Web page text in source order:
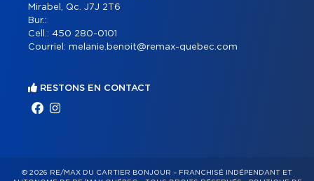
Mirabel, Qc. J7J 2T6
Bur.:
Cell.: 450 280-0101
Courriel: melanie.benoit@remax-quebec.com
RESTONS EN CONTACT
© 2026 RE/MAX DU CARTIER BONJOUR – FRANCHISÉ INDÉPENDANT ET